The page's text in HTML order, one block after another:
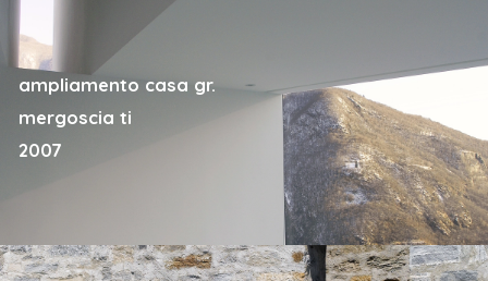
ampliamento casa gr.
mergoscia ti
2007